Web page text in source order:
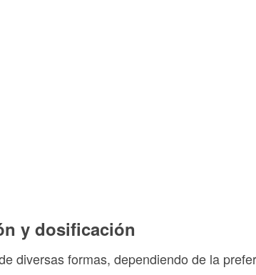
y dosificación
diversas formas, dependiendo de la